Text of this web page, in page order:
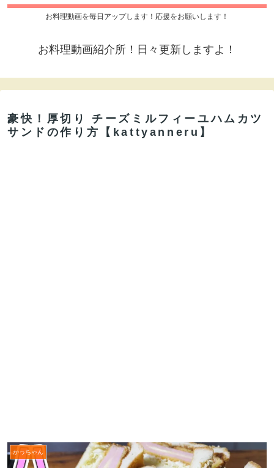
お料理動画を毎日アップします！応援をお願いします！
お料理動画紹介所！日々更新しますよ！
豪快！厚切り チーズミルフィーユハムカツ
サンドの作り方【kattyanneru】
かっちゃん